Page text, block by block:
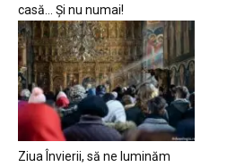
casă… Și nu numai!
Ziua Învierii, să ne luminăm